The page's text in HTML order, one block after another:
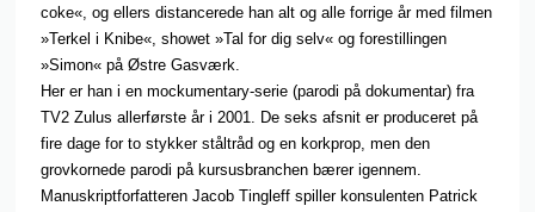
coke«, og ellers distancerede han alt og alle forrige år med filmen
»Terkel i Knibe«, showet »Tal for dig selv« og forestillingen
»Simon« på Østre Gasværk.
Her er han i en mockumentary-serie (parodi på dokumentar) fra
TV2 Zulus allerførste år i 2001. De seks afsnit er produceret på
fire dage for to stykker ståltråd og en korkprop, men den
grovkornede parodi på kursusbranchen bærer igennem.
Manuskriptforfatteren Jacob Tingleff spiller konsulenten Patrick